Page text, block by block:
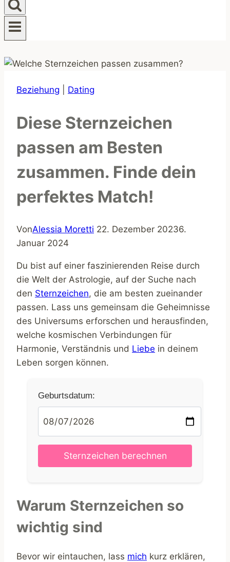
Beziehung Dating
Diese Sternzeichen
passen am Besten
zusammen. Finde dein
perfektes Match!
VonAlessia Moretti 22. Dezember 20236.
Januar 2024
Du bist auf einer faszinierenden Reise durch
die Welt der Astrologie, auf der Suche nach
den Sternzeichen, die am besten zueinander
passen. Lass uns gemeinsam die Geheimnisse
des Universums erforschen und herausfinden,
welche kosmischen Verbindungen für
Harmonie, Verständnis und Liebe in deinem
Leben sorgen können.
Geburtsdatum:
Warum Sternzeichen so
wichtig sind
Bevor wir eintauchen, lass mich kurz erklären,